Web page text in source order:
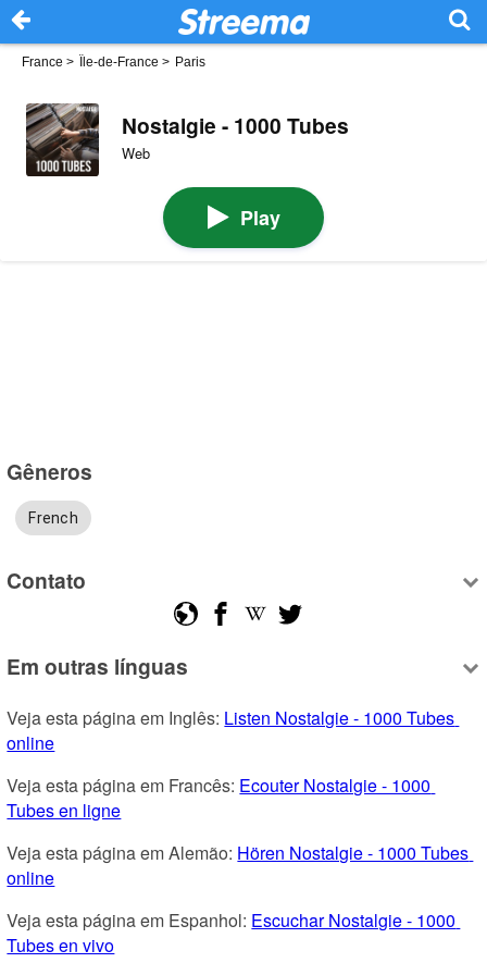
France > Île-de-France > Paris
Nostalgie - 1000 Tubes
Web
Play
Gêneros
French
Contato
Em outras línguas
Veja esta página em Inglês: Listen Nostalgie - 1000 Tubes
online
Veja esta página em Francês: Ecouter Nostalgie - 1000
Tubes en ligne
Veja esta página em Alemão: Hören Nostalgie - 1000 Tubes
online
Veja esta página em Espanhol: Escuchar Nostalgie - 1000
Tubes en vivo